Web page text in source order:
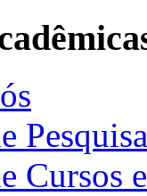
Pesquisa
Cursos